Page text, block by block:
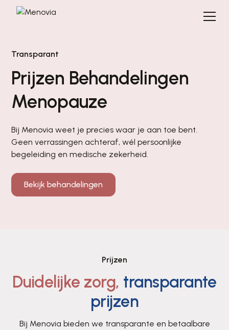
Transparant
Prijzen Behandelingen
Menopauze
Bij Menovia weet je precies waar je aan toe bent.
Geen verrassingen achteraf, wél persoonlijke
begeleiding en medische zekerheid.
Bekijk behandelingen
Prijzen
Duidelijke zorg, transparante
prijzen
Bij Menovia bieden we transparante en betaalbare